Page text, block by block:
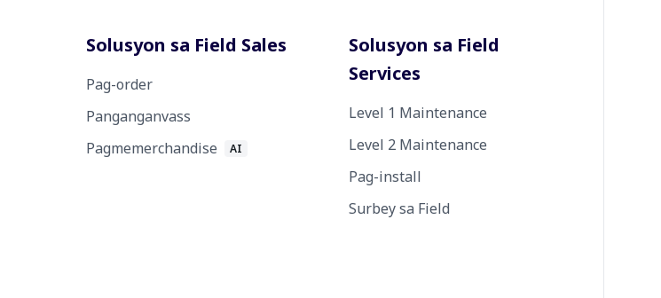
Solusyon sa Field Sales
Pag-order
Panganganvass
Pagmemerchandise
AI
Solusyon sa Field
Services
Level 1 Maintenance
Level 2 Maintenance
Pag-install
Surbey sa Field